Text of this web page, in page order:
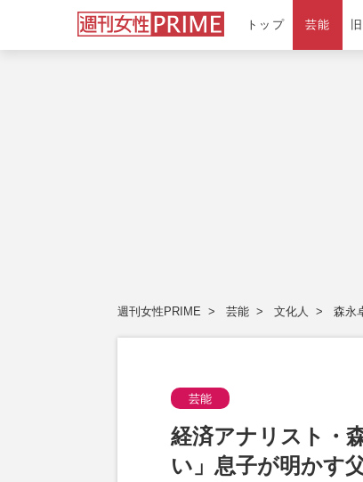
トップ 芸能
週刊女性PRIME 芸能 文化人 森永
芸能
経済アナリスト・
い」息子が明かす